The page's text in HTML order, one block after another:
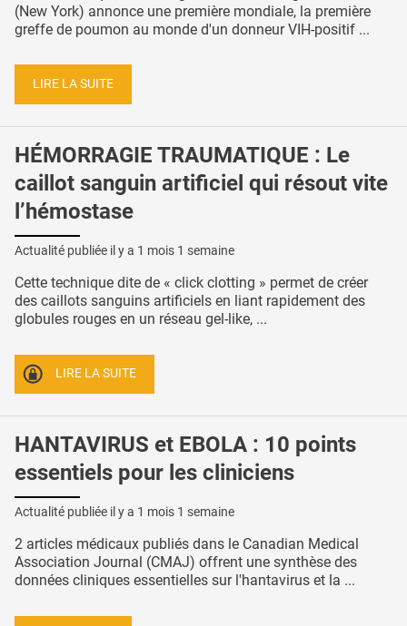
(New York) annonce une première mondiale, la première
greffe de poumon au monde d'un donneur VIH-positif ...
LIRE LA SUITE
HÉMORRAGIE TRAUMATIQUE : Le
caillot sanguin artificiel qui résout vite
l’hémostase
Actualité publiée il y a 1 mois 1 semaine
Cette technique dite de « click clotting » permet de créer
des caillots sanguins artificiels en liant rapidement des
globules rouges en un réseau gel-like, ...
LIRE LA SUITE
HANTAVIRUS et EBOLA : 10 points
essentiels pour les cliniciens
Actualité publiée il y a 1 mois 1 semaine
2 articles médicaux publiés dans le Canadian Medical
Association Journal (CMAJ) offrent une synthèse des
données cliniques essentielles sur l'hantavirus et la ...